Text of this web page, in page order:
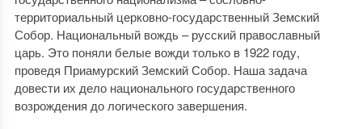
территориальный церковно-государственный Земский
Собор. Национальный вождь – русский православный
царь. Это поняли белые вожди только в 1922 году,
проведя Приамурский Земский Собор. Наша задача
довести их дело национального государственного
возрождения до логического завершения.